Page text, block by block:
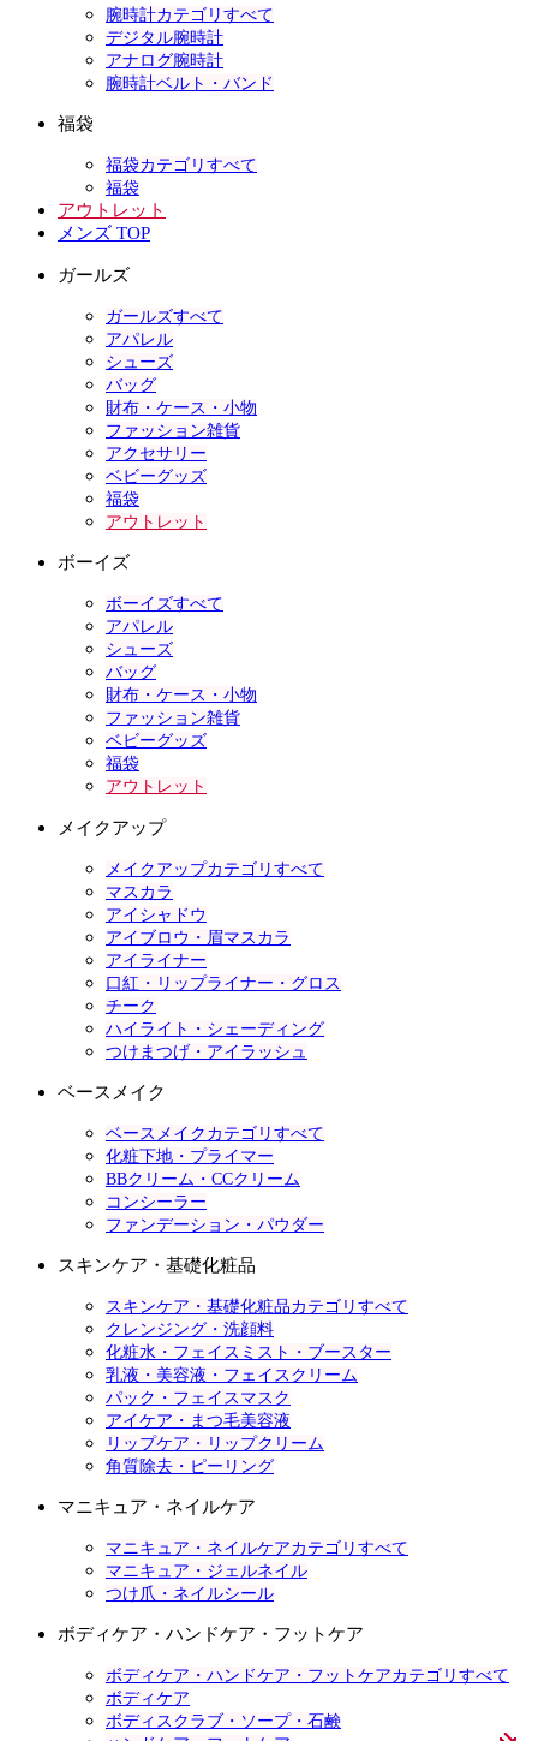
腕時計カテゴリすべて
デジタル腕時計
アナログ腕時計
腕時計ベルト・バンド
福袋
福袋カテゴリすべて
福袋
アウトレット
メンズ TOP
ガールズ
ガールズすべて
アパレル
シューズ
バッグ
財布・ケース・小物
ファッション雑貨
アクセサリー
ベビーグッズ
福袋
アウトレット
ボーイズ
ボーイズすべて
アパレル
シューズ
バッグ
財布・ケース・小物
ファッション雑貨
ベビーグッズ
福袋
アウトレット
メイクアップ
メイクアップカテゴリすべて
マスカラ
アイシャドウ
アイブロウ・眉マスカラ
アイライナー
口紅・リップライナー・グロス
チーク
ハイライト・シェーディング
つけまつげ・アイラッシュ
ベースメイク
ベースメイクカテゴリすべて
化粧下地・プライマー
BBクリーム・CCクリーム
コンシーラー
ファンデーション・パウダー
スキンケア・基礎化粧品
スキンケア・基礎化粧品カテゴリすべて
クレンジング・洗顔料
化粧水・フェイスミスト・ブースター
乳液・美容液・フェイスクリーム
パック・フェイスマスク
アイケア・まつ毛美容液
リップケア・リップクリーム
角質除去・ピーリング
マニキュア・ネイルケア
マニキュア・ネイルケアカテゴリすべて
マニキュア・ジェルネイル
つけ爪・ネイルシール
ボディケア・ハンドケア・フットケア
ボディケア・ハンドケア・フットケアカテゴリすべて
ボディケア
ボディスクラブ・ソープ・石鹸